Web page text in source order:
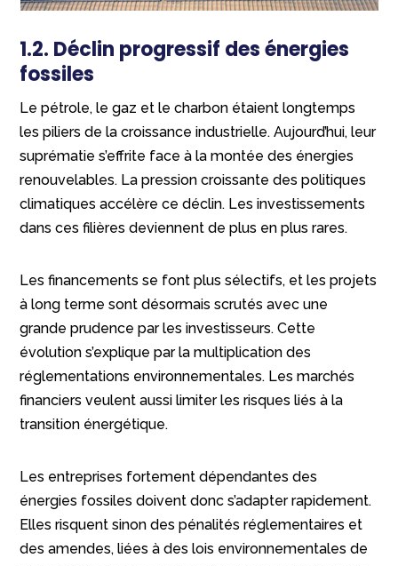
1.2. Déclin progressif des énergies
fossiles
Le pétrole, le gaz et le charbon étaient longtemps
les piliers de la croissance industrielle. Aujourd’hui, leur
suprématie s’effrite face à la montée des énergies
renouvelables. La pression croissante des politiques
climatiques accélère ce déclin. Les investissements
dans ces filières deviennent de plus en plus rares.
Les financements se font plus sélectifs, et les projets
à long terme sont désormais scrutés avec une
grande prudence par les investisseurs. Cette
évolution s’explique par la multiplication des
réglementations environnementales. Les marchés
financiers veulent aussi limiter les risques liés à la
transition énergétique.
Les entreprises fortement dépendantes des
énergies fossiles doivent donc s’adapter rapidement.
Elles risquent sinon des pénalités réglementaires et
des amendes, liées à des lois environnementales de